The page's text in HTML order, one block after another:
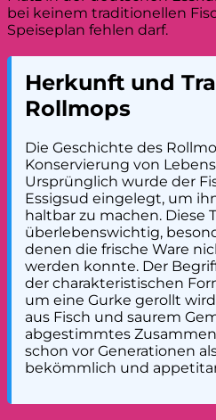
bei keinem traditionellen
Speiseplan fehlen darf.
Herkunft und
Rollmops
Die Geschichte des
Konservierung von
Ursprünglich wurde der
Essigsud eingelegt, um
haltbar zu machen. Diese
überlebenswichtig,
denen die frische Ware
werden konnte. Der
der charakteristischen
um eine Gurke gerollt
aus Fisch und saurem
abgestimmtes
schon vor Generationen
bekömmlich und